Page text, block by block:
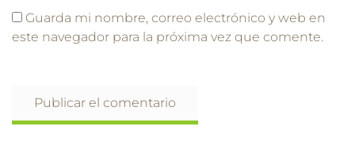
Guarda mi nombre, correo electrónico y web en
este navegador para la próxima vez que comente.